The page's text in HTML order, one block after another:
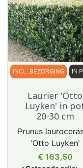
INCL. BEZORGING IN
Laurier 'Otto
Luyken' in
20-30 cm
Prunus
'Otto Luyken'
Prijs
€ 163,50